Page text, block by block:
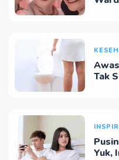
Tak
Yuk,